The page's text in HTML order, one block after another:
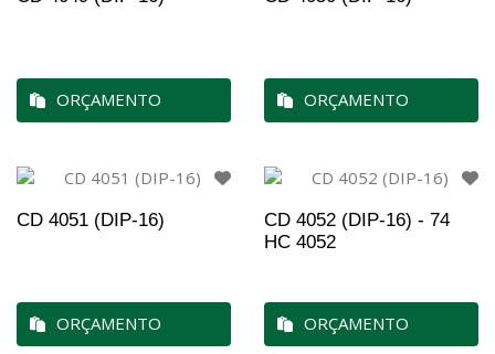
ORÇAMENTO ORÇAMENTO
CD 4051 (DIP-16)
ORÇAMENTO
CD 4052 (DIP-16) - 74
HC 4052
ORÇAMENTO